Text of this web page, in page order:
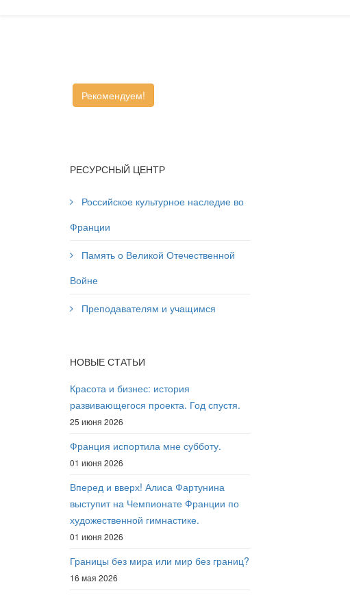
Рекомендуем!
РЕСУРСНЫЙ ЦЕНТР
Российское культурное наследие во
Франции
Память о Великой Отечественной
Войне
Преподавателям и учащимся
НОВЫЕ СТАТЬИ
Красота и бизнес: история
развивающегося проекта. Год спустя.
25 июня 2026
Франция испортила мне субботу.
01 июня 2026
Вперед и вверх! Алиса Фартунина
выступит на Чемпионате Франции по
художественной гимнастике.
01 июня 2026
Границы без мира или мир без границ?
16 мая 2026